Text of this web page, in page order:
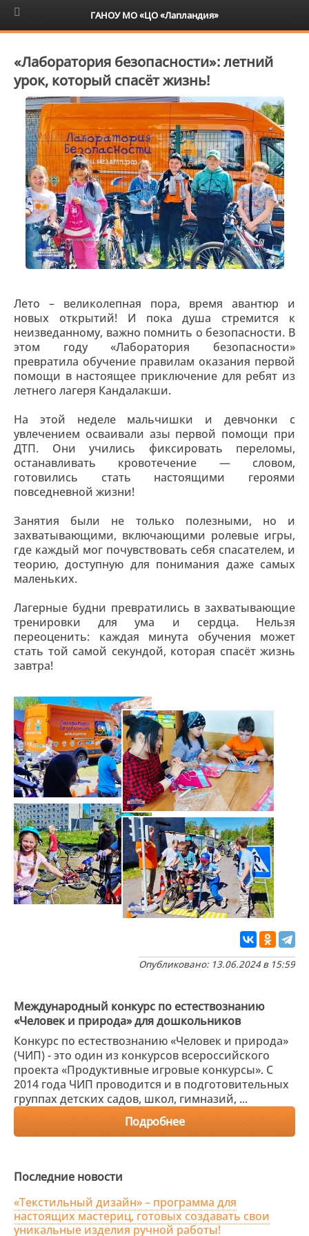
6+
«Лаборатория безопасности»: летний
урок, который спасёт жизнь!
Лето – великолепная пора, время авантюр и
новых открытий! И пока душа стремится к
неизведанному, важно помнить о безопасности. В
этом году «Лаборатория безопасности»
превратила обучение правилам оказания первой
помощи в настоящее приключение для ребят из
летнего лагеря Кандалакши.
На этой неделе мальчишки и девчонки с
увлечением осваивали азы первой помощи при
ДТП. Они учились фиксировать переломы,
останавливать кровотечение — словом,
готовились стать настоящими героями
повседневной жизни!
Занятия были не только полезными, но и
захватывающими, включающими ролевые игры,
где каждый мог почувствовать себя спасателем, и
теорию, доступную для понимания даже самых
маленьких.
Лагерные будни превратились в захватывающие
тренировки для ума и сердца. Нельзя
переоценить: каждая минута обучения может
стать той самой секундой, которая спасёт жизнь
завтра!
Опубликовано: 13.06.2024 в 15:59
Международный конкурс по естествознанию
«Человек и природа» для дошкольников
Конкурс по естествознанию «Человек и природа»
(ЧИП) - это один из конкурсов всероссийского
проекта «Продуктивные игровые конкурсы». С
2014 года ЧИП проводится и в подготовительных
группах детских садов, школ, гимназий, ...
Подробнее
Последние новости
«Текстильный дизайн» – программа для
настоящих мастериц, готовых создавать свои
уникальные изделия ручной работы!
ГАНОУ МО «ЦО «Лапландия»